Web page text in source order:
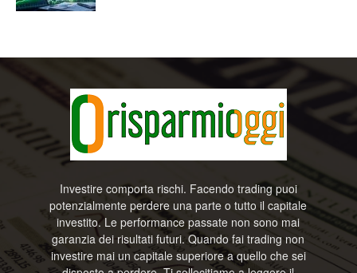
Investire comporta rischi. Facendo trading puoi
potenzialmente perdere una parte o tutto il capitale
investito. Le performance passate non sono mai
garanzia dei risultati futuri. Quando fai trading non
investire mai un capitale superiore a quello che sei